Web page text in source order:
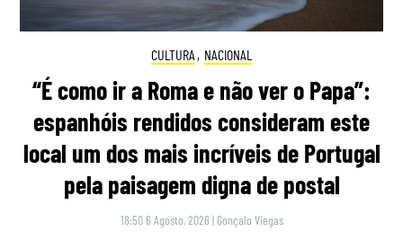
CULTURA , NACIONAL
“É como ir a Roma e não ver o Papa”:
espanhóis rendidos consideram este
local um dos mais incríveis de Portugal
pela paisagem digna de postal
18:50 6 Agosto, 2026 | Gonçalo Viegas